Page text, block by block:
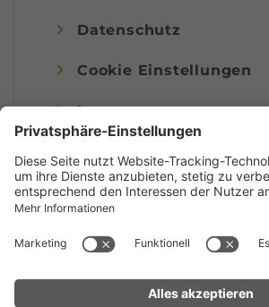
Datenschutz
Cookie Einstellungen
Impressum